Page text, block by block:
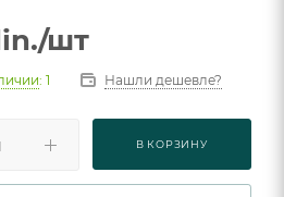
/шт
: 1 Нашли дешевле?
В КОРЗИНУ